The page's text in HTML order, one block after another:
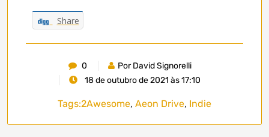
Share
0
Por David Signorelli
18 de outubro de 2021 às 17:10
Tags:2Awesome, Aeon Drive, Indie